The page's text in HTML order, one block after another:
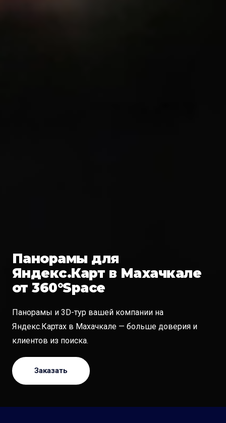
Панорамы для
Яндекс.Карт в Махачкале
от 360°Space
Панорамы и 3D-тур вашей компании на
Яндекс.Картах в Махачкале — больше доверия и
клиентов из поиска.
Заказать